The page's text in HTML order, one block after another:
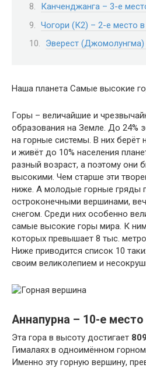
Канченджанга – 3-е
Чогори (К2) – 2-е место
Эверест
Наша планета Самые высокие
Горы – величайшие и
образования на Земле. До 24%
на горные системы. В них берёт
и живёт до 10% населения
разный возраст, а поэтому они
высокими. Чем старше эти
ниже. А молодые горные гряды
остроконечными вершинами,
снегом. Среди них особенно
самые высокие горы мира. К
которых превышает 8 тыс.
Ниже приводится список 10
своим великолепием и
Аннапурна – 10-е
Эта гора в высоту достигает
Гималаях в одноимённом
Именно эту горную вершину,